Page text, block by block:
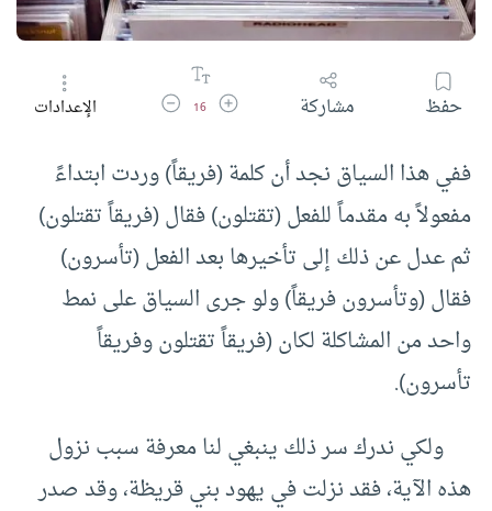
حفظ مشاركة زيادة حجم الخط
16 تقليل حجم الخطالإعدادات
ففي هذا السياق نجد أن كلمة (فريقاً) وردت ابتداءً
مفعولاً به مقدماً للفعل (تقتلون) فقال (فريقاً تقتلون)
ثم عدل عن ذلك إلى تأخيرها بعد الفعل (تأسرون)
فقال (وتأسرون فريقاً) ولو جرى السياق على نمط
واحد من المشاكلة لكان (فريقاً تقتلون وفريقاً
تأسرون).
ولكي ندرك سر ذلك ينبغي لنا معرفة سبب نزول
هذه الآية، فقد نزلت في يهود بني قريظة، وقد صدر